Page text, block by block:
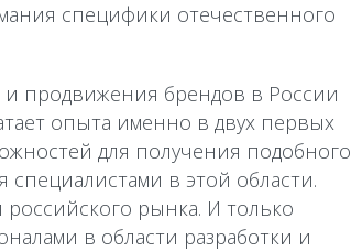
специфики отечественного
и продвижения брендов в России
опыта именно в двух первых
для получения подобного
в этой области.
рынка. И только
в области разработки и